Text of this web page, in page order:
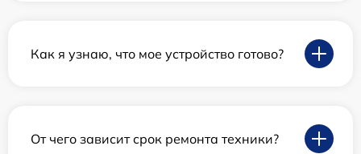
Как я узнаю, что мое устройство готово?
От чего зависит срок ремонта техники?